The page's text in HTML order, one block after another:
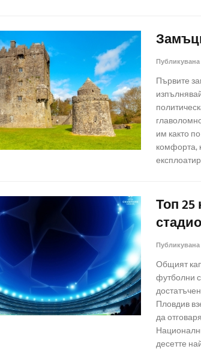
Публикувана
Първите
им както
комфорта,
Топ
Публикувана
Общият
футболни
Пловдив
да
десетте